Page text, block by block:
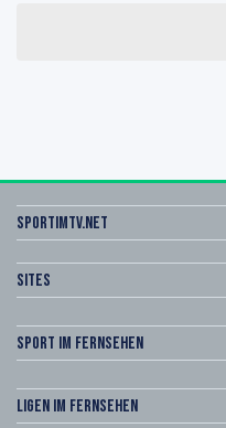
sportimtv.net
Sites
Sport im Fernsehen
Ligen im Fernsehen